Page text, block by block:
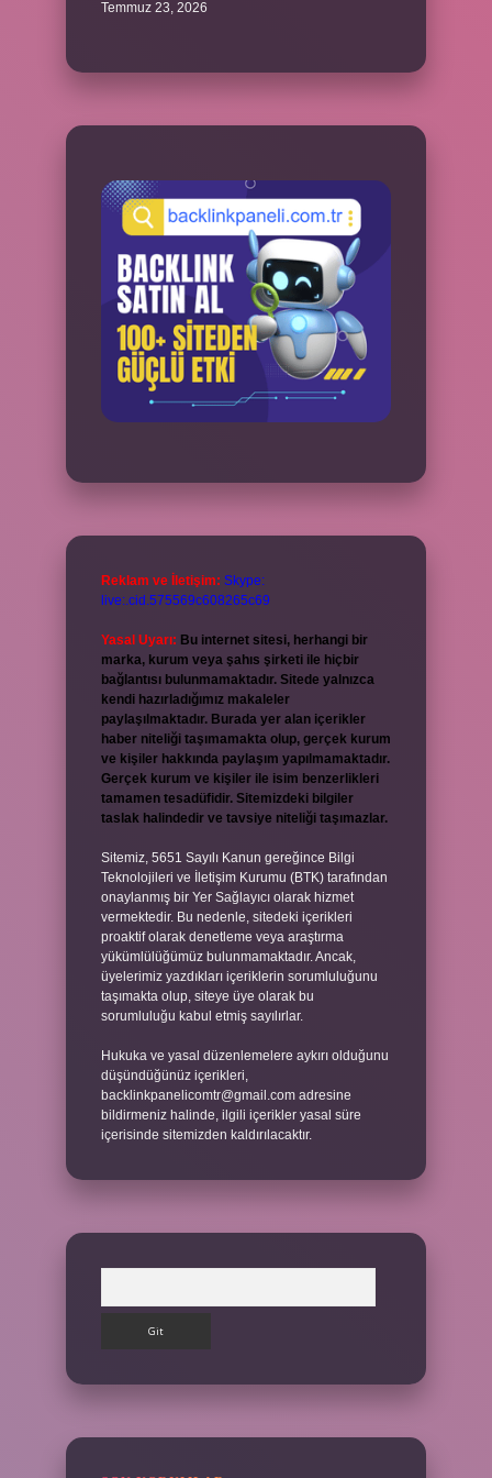
Temmuz 23, 2026
Reklam ve İletişim: Skype:
live:.cid.575569c608265c69
Yasal Uyarı: Bu internet sitesi, herhangi bir
marka, kurum veya şahıs şirketi ile hiçbir
bağlantısı bulunmamaktadır. Sitede yalnızca
kendi hazırladığımız makaleler
paylaşılmaktadır. Burada yer alan içerikler
haber niteliği taşımamakta olup, gerçek kurum
ve kişiler hakkında paylaşım yapılmamaktadır.
Gerçek kurum ve kişiler ile isim benzerlikleri
tamamen tesadüfidir. Sitemizdeki bilgiler
taslak halindedir ve tavsiye niteliği taşımazlar.
Sitemiz, 5651 Sayılı Kanun gereğince Bilgi
Teknolojileri ve İletişim Kurumu (BTK) tarafından
onaylanmış bir Yer Sağlayıcı olarak hizmet
vermektedir. Bu nedenle, sitedeki içerikleri
proaktif olarak denetleme veya araştırma
yükümlülüğümüz bulunmamaktadır. Ancak,
üyelerimiz yazdıkları içeriklerin sorumluluğunu
taşımakta olup, siteye üye olarak bu
sorumluluğu kabul etmiş sayılırlar.
Hukuka ve yasal düzenlemelere aykırı olduğunu
düşündüğünüz içerikleri,
backlinkpanelicomtr@gmail.com adresine
bildirmeniz halinde, ilgili içerikler yasal süre
içerisinde sitemizden kaldırılacaktır.